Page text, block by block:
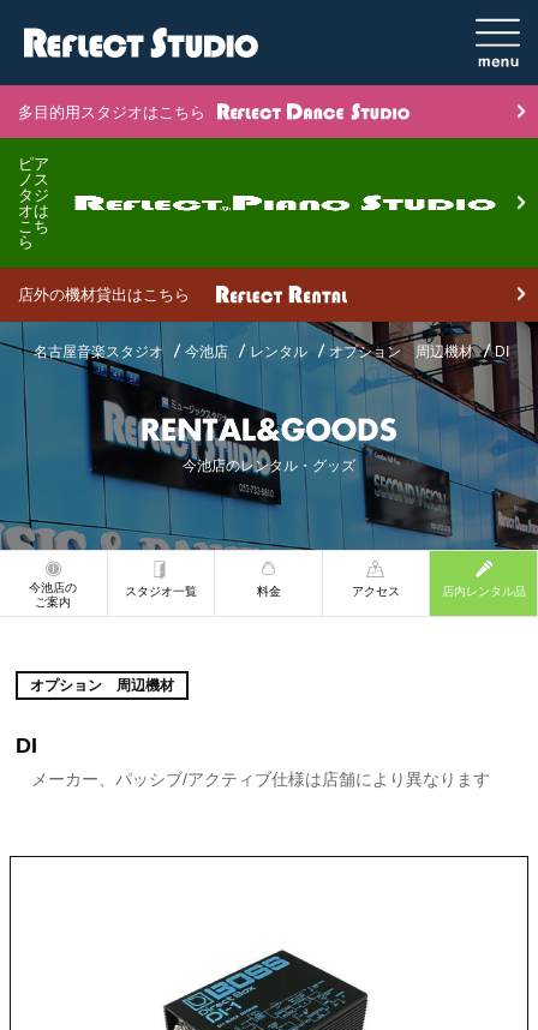
多目的用スタジオはこちら
ピア
ノス
タジ
オは
こち
ら
店外の機材貸出はこちら
名古屋音楽スタジオ 今池店 レンタル オプション 周辺機材 DI
今池店のレンタル・グッズ
今池店の
ご案内
スタジオ一覧 料金 アクセス 店内レンタル品
オプション 周辺機材
DI
メーカー、パッシブ/アクティブ仕様は店舗により異なります